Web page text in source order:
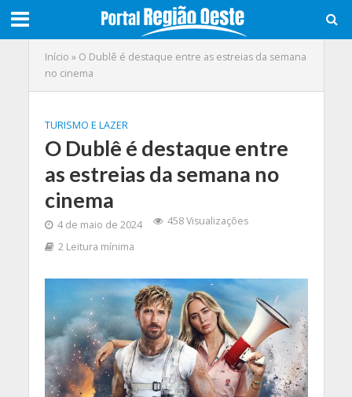
Início » O Dublê é destaque entre as estreias da semana
no cinema
TURISMO E LAZER
O Dublê é destaque entre
as estreias da semana no
cinema
4 de maio de 2024
458 Visualizações
2 Leitura mínima